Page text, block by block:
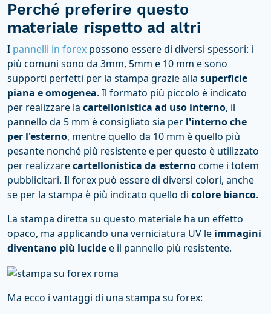
Perché preferire questo
materiale rispetto ad altri
I pannelli in forex possono essere di diversi spessori: i
più comuni sono da 3mm, 5mm e 10 mm e sono
supporti perfetti per la stampa grazie alla superficie
piana e omogenea. Il formato più piccolo è indicato
per realizzare la cartellonistica ad uso interno, il
pannello da 5 mm è consigliato sia per l'interno che
per l'esterno, mentre quello da 10 mm è quello più
pesante nonché più resistente e per questo è utilizzato
per realizzarecartellonistica da esternocome i totem
pubblicitari. Il forex può essere di diversi colori, anche
se per la stampa è più indicato quello di colore bianco.
La stampa diretta su questo materiale ha un effetto
opaco, ma applicando una verniciatura UV le immagini
diventano più lucidee il pannello più resistente.
Ma ecco i vantaggi di una stampa su forex: